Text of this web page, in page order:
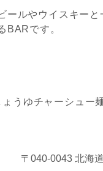
ールやウイスキー
BARです。
ょうゆチャーシュー
〒040-0043 北海